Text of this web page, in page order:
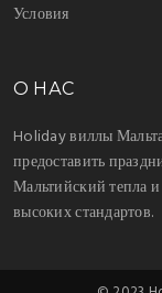
Условия
О НАС
Holiday виллы
предоставить
Мальтийский тепла и
высоких стандартов.